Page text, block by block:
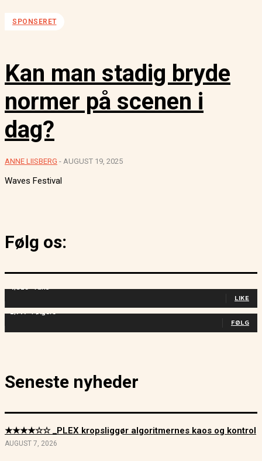
SPONSERET
Kan man stadig bryde
normer på scenen i
dag?
ANNE LIISBERG - AUGUST 19, 2025
Waves Festival
Følg os:
4,829 Fans
LIKE
2,714 Følgere
FØLG
Seneste nyheder
★★★★☆☆ _PLEX kropsliggør algoritmernes kaos og kontrol
AUGUST 7, 2026